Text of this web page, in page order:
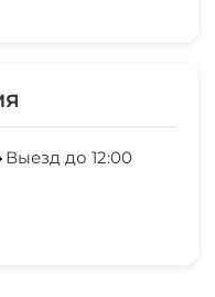
Выезд до 12:00